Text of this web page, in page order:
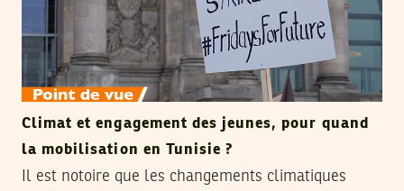
Climat et engagement des jeunes, pour quand
la mobilisation en Tunisie ?
Il est notoire que les changements climatiques